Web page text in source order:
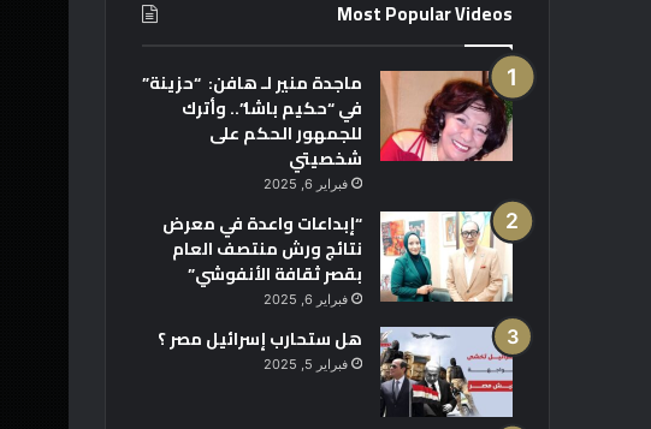
Most Popular Videos
ماجدة منير لـ هافن: “حزينة”
في “حكيم باشا”.. وأترك
للجمهور الحكم على
شخصيتي
فبراير 6, 2025
“إبداعات واعدة في معرض
نتائج ورش منتصف العام
بقصر ثقافة الأنفوشي”
فبراير 6, 2025
هل ستحارب إسرائيل مصر ؟
فبراير 5, 2025